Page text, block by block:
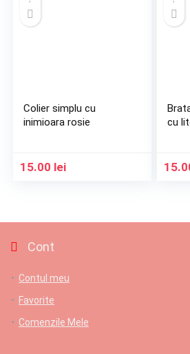
Colier simplu cu
inimioara rosie
15.00 lei
cu
Cont
Contul meu
Favorite
Comenzile Mele